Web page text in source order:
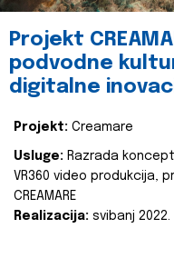
Projekt
podvodne
digitalne
Projekt: Creamare
Usluge: Razrada
VR360 video produkcija,
CREAMARE
Realizacija: svibanj 2022.